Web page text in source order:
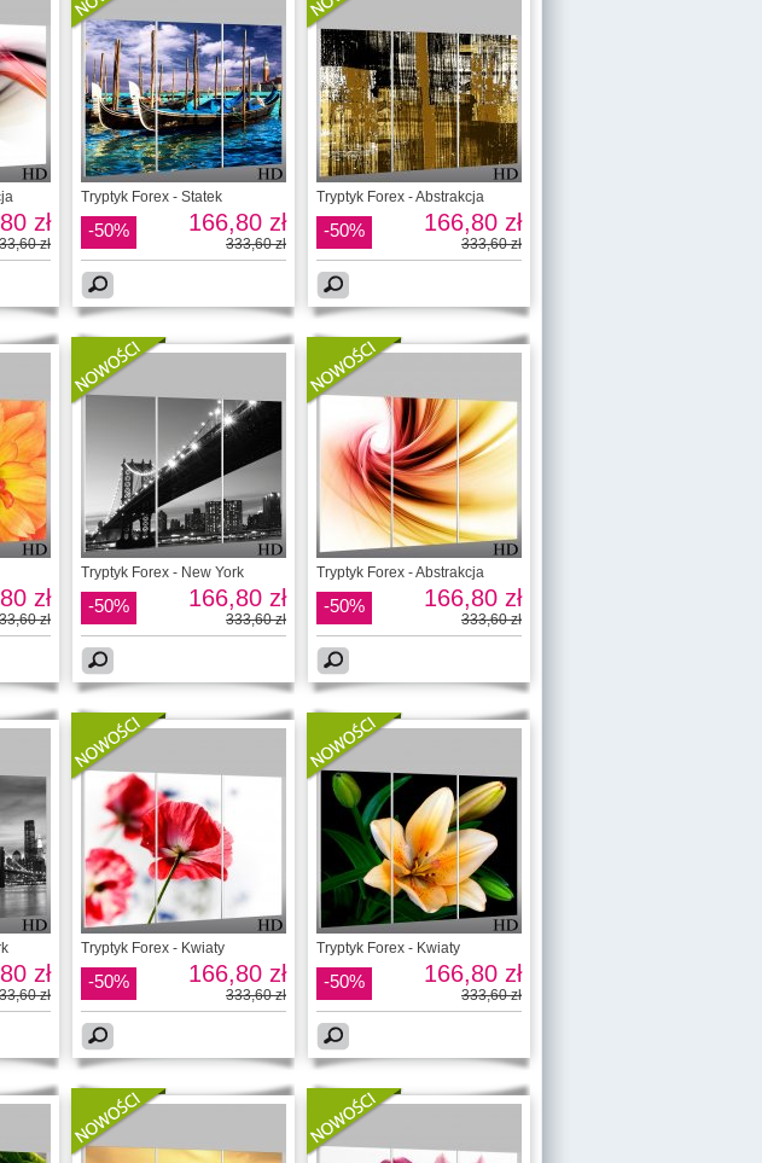
zł
zł
Tryptyk Forex - Statek
-50% 166,80 zł
333,60 zł
Tryptyk Forex - Abstrakcja
-50% 166,80 zł
333,60 zł
zł
zł
Tryptyk Forex - New York
-50% 166,80 zł
333,60 zł
Tryptyk Forex - Abstrakcja
-50% 166,80 zł
333,60 zł
zł
zł
Tryptyk Forex - Kwiaty
-50% 166,80 zł
333,60 zł
Tryptyk Forex - Kwiaty
-50% 166,80 zł
333,60 zł